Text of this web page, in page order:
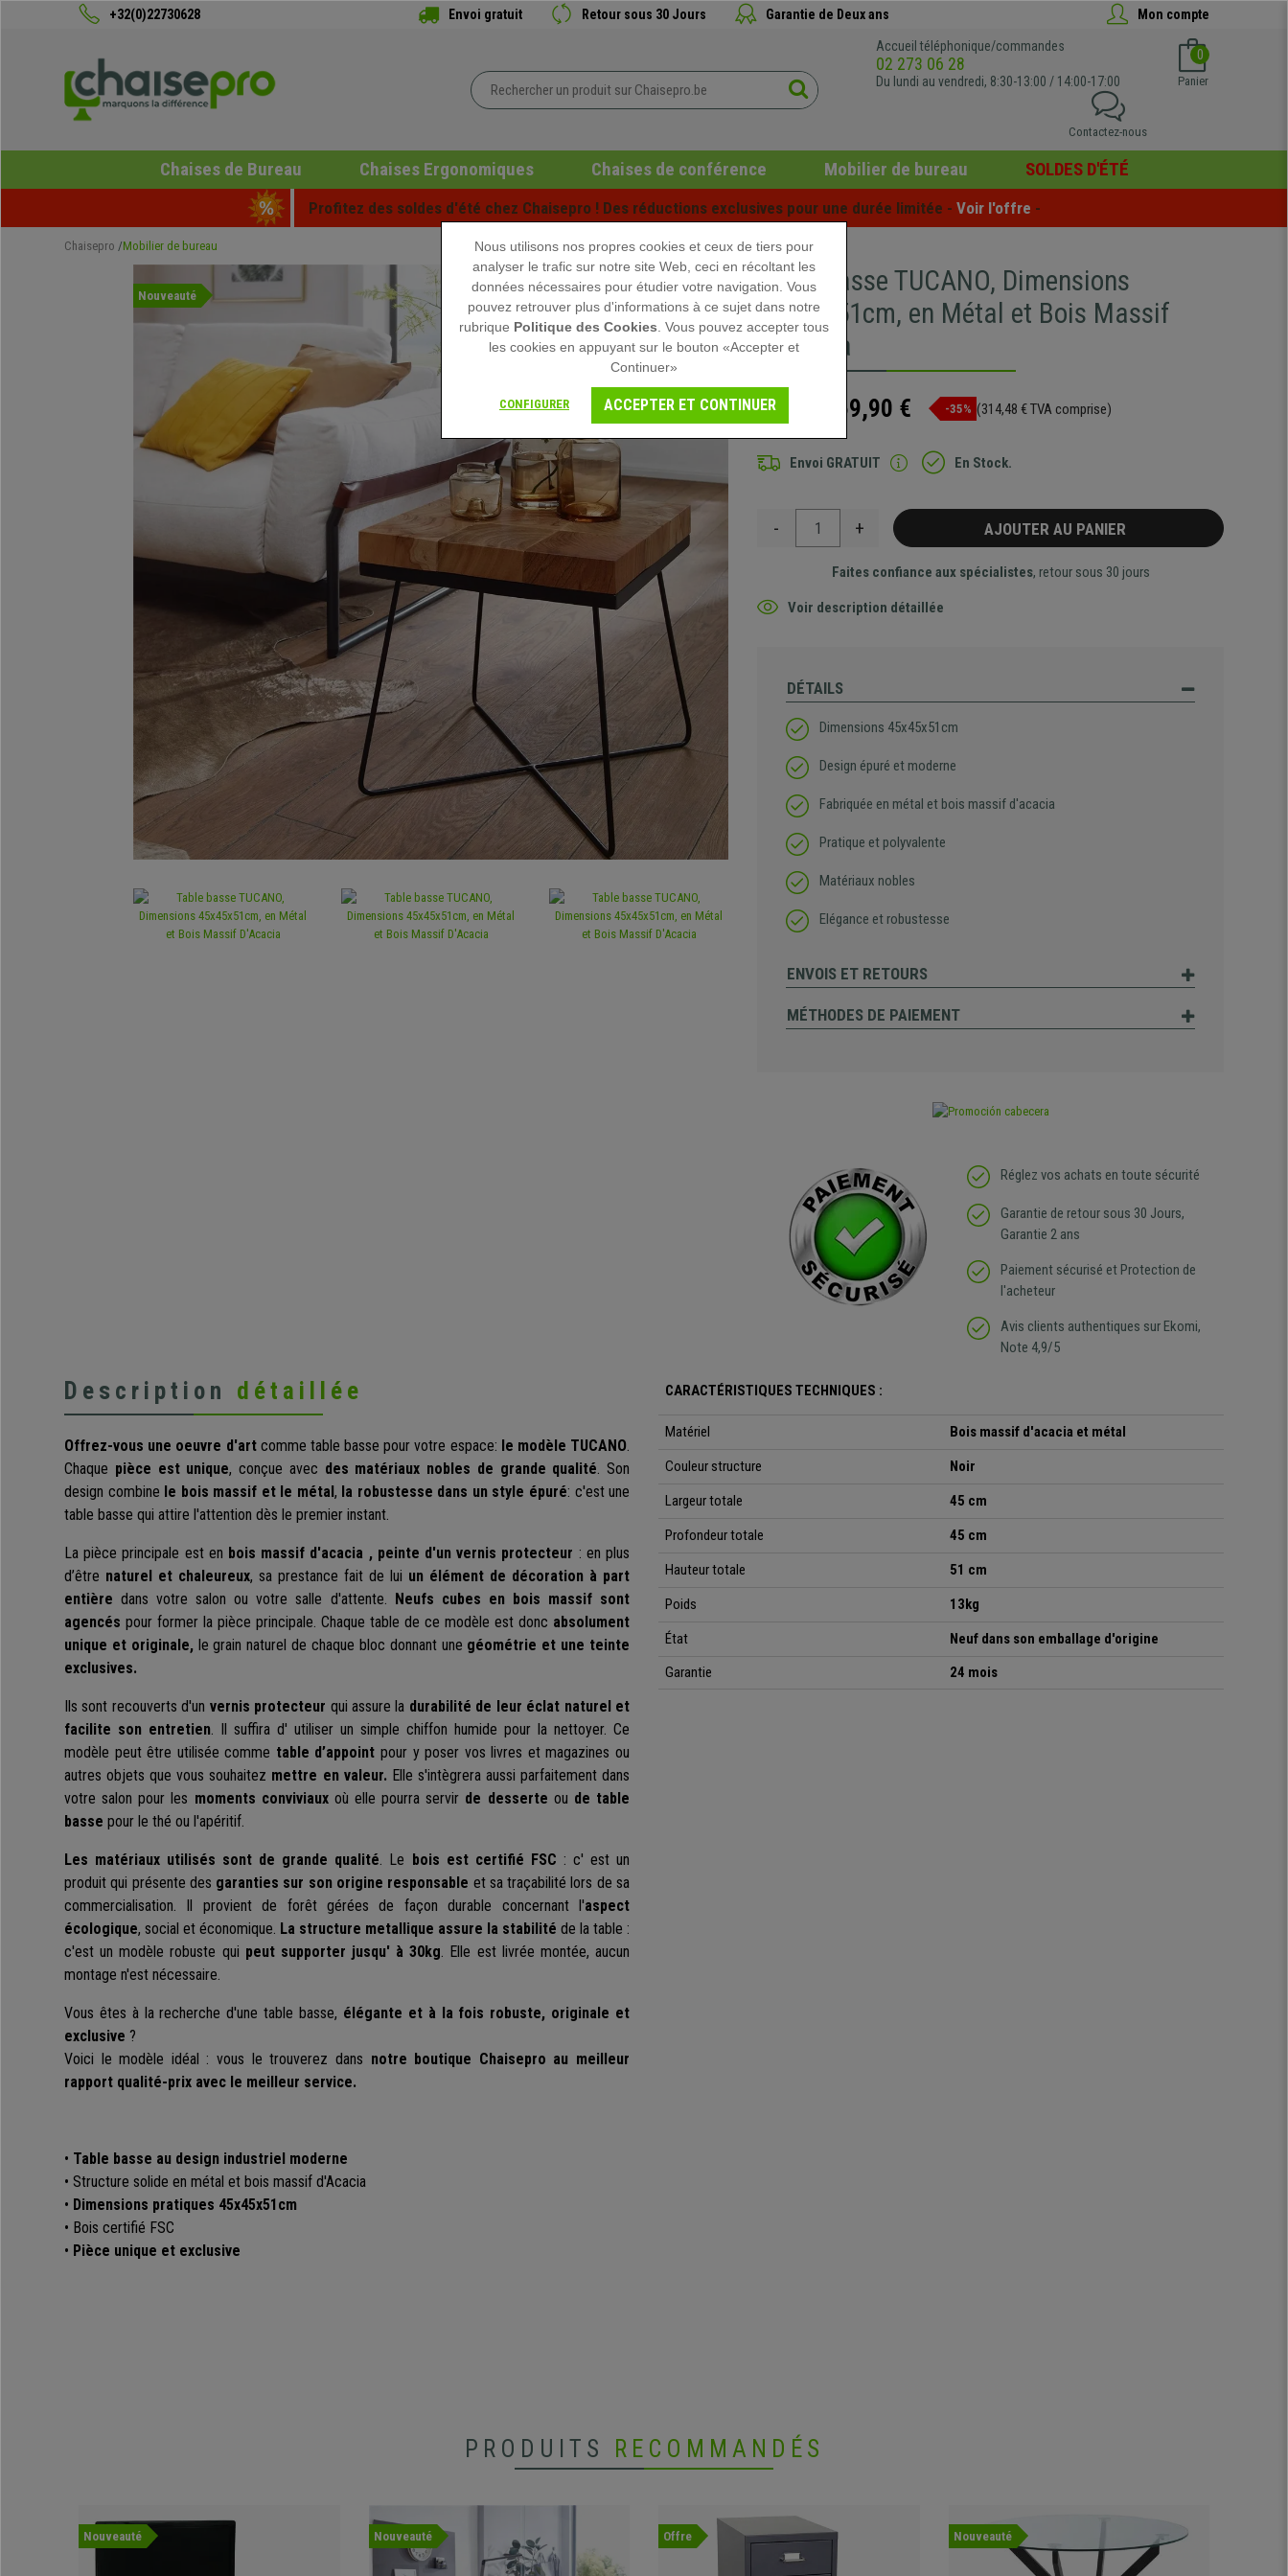
+32(0)22730628 Envoi gratuit Retour sous 30 Jours Garantie de Deux ans Mon compte
Accueil téléphonique/commandes
02 273 06 28
Du lundi au vendredi, 8:30-13:00 / 14:00-17:00
0
Panier
Contactez-nous
Chaises de Bureau Chaises Ergonomiques Chaises de conférence Mobilier de bureau SOLDES D'ÉTÉ
Profitez des soldes d'été chez Chaisepro ! Des réductions exclusives pour une durée limitée - Voir l'offre -
Chaisepro Mobilier de bureau
Nouveauté
Table basse TUCANO, Dimensions
45x45x51cm, en Métal et Bois Massif
D'Acacia
399,90 € 259,90 € -35% (314,48 € TVA comprise)
Envoi GRATUIT En Stock.
- + AJOUTER AU PANIER
Faites confiance aux spécialistes, retour sous 30 jours
Voir description détaillée
DÉTAILS
Dimensions 45x45x51cm
Design épuré et moderne
Fabriquée en métal et bois massif d'acacia
Pratique et polyvalente
Matériaux nobles
Elégance et robustesse
ENVOIS ET RETOURS
MÉTHODES DE PAIEMENT
Réglez vos achats en toute sécurité
Garantie de retour sous 30 Jours,
Garantie 2 ans
Paiement sécurisé et Protection de
l'acheteur
Avis clients authentiques sur Ekomi,
Note 4,9/5
Description détaillée
Offrez-vous une oeuvre d'artcomme table basse pour votre espace: le modèle TUCANO.
Chaque pièce est unique, conçue avec des matériaux nobles de grande qualité. Son
design combine le bois massif et le métal, la robustesse dans un style épuré: c'est une
table basse qui attire l'attention dès le premier instant.
La pièce principale est en bois massif d'acacia , peinte d'un vernis protecteur : en plus
d’être naturel et chaleureux, sa prestance fait de lui un élément de décoration à part
entière dans votre salon ou votre salle d'attente. Neufs cubes en bois massif sont
agencés pour former la pièce principale. Chaque table de ce modèle est donc absolument
unique et originale, le grain naturel de chaque bloc donnant une géométrie et une teinte
exclusives.
Ils sont recouverts d'un vernis protecteur qui assure la durabilité de leur éclat naturel et
facilite son entretien. Il suffira d' utiliser un simple chiffon humide pour la nettoyer. Ce
modèle peut être utilisée comme table d’appoint pour y poser vos livres et magazines ou
autres objets que vous souhaitez mettre en valeur. Elle s'intègrera aussi parfaitement dans
votre salon pour les moments conviviauxoù elle pourra servir de desserte ou de table
basse pour le thé ou l'apéritif.
Les matériaux utilisés sont de grande qualité. Le bois est certifié FSC : c' est un
produit qui présente des garanties sur son origine responsable et sa traçabilité lors de sa
commercialisation. Il provient de forêt gérées de façon durable concernant l'aspect
écologique, social et économique. La structure metallique assure la stabilité de la table :
c'est un modèle robuste qui peut supporter jusqu' à 30kg. Elle est livrée montée, aucun
montage n'est nécessaire.
Vous êtes à la recherche d'une table basse, élégante et à la fois robuste, originale et
exclusive ?
Voici le modèle idéal : vous le trouverez dans notre boutique Chaisepro au meilleur
rapport qualité-prix avec le meilleur service.
• Table basse au design industriel moderne
• Structure solide en métal et bois massif d'Acacia
• Dimensions pratiques 45x45x51cm
• Bois certifié FSC
• Pièce unique et exclusive
CARACTÉRISTIQUES TECHNIQUES :
Matériel
Bois massif d'acacia et métal
Couleur structure
Noir
Largeur totale
45 cm
Profondeur totale
45 cm
Hauteur totale
51 cm
Poids
13kg
État
Neuf dans son emballage d'origine
Garantie
24 mois
PRODUITS RECOMMANDÉS
Nouveauté Nouveauté Offre Nouveauté
Nous utilisons nos propres cookies et ceux de tiers pour
analyser le trafic sur notre site Web, ceci en récoltant les
données nécessaires pour étudier votre navigation. Vous
pouvez retrouver plus d'informations à ce sujet dans notre
rubrique Politique des Cookies . Vous pouvez accepter tous
les cookies en appuyant sur le bouton «Accepter et
Continuer»
CONFIGURER ACCEPTER ET CONTINUER